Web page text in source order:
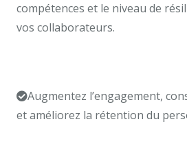
compétences et le niveau de
vos collaborateurs.
Augmentez l’engagement,
et améliorez la rétention du